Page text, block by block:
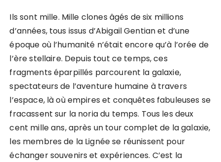
Ils sont mille. Mille clones âgés de six millions
d’années, tous issus d’Abigail Gentian et d’une
époque où l’humanité n’était encore qu’à l’orée de
l’ère stellaire. Depuis tout ce temps, ces
fragments éparpillés parcourent la galaxie,
spectateurs de l’aventure humaine à travers
l’espace, là où empires et conquêtes fabuleuses se
fracassent sur la noria du temps. Tous les deux
cent mille ans, après un tour complet de la galaxie,
les membres de la Lignée se réunissent pour
échanger souvenirs et expériences. C’est la